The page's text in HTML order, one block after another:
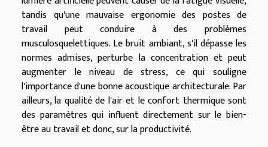
tandis qu'une mauvaise ergonomie des postes de
travail peut conduire à des problèmes
musculosquelettiques. Le bruit ambiant, s'il dépasse les
normes admises, perturbe la concentration et peut
augmenter le niveau de stress, ce qui souligne
l'importance d'une bonne acoustique architecturale. Par
ailleurs, la qualité de l'air et le confort thermique sont
des paramètres qui influent directement sur le bien-
être au travail et donc, sur la productivité.